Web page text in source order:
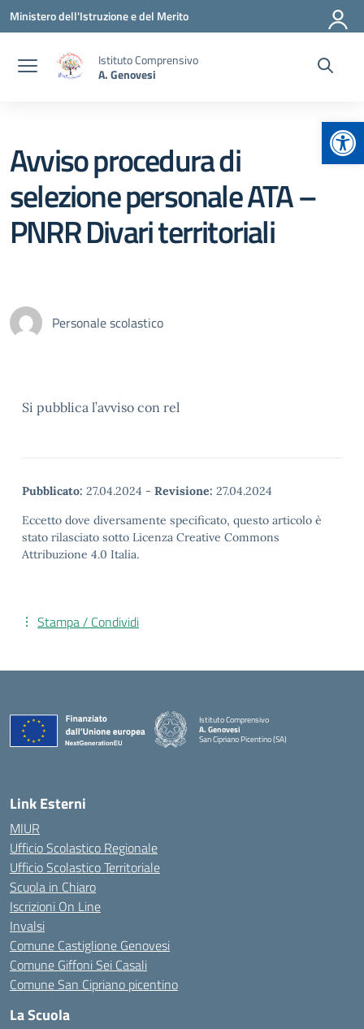
Vai ai contenuti
Vai al menu di navigazione
Vai al footer
Ministero dell'Istruzione e del Merito
Istituto Comprensivo
A. Genovesi
Avviso procedura di
selezione personale ATA –
PNRR Divari territoriali
Personale scolastico
Si pubblica l’avviso con rel
Pubblicato: 27.04.2024 - Revisione: 27.04.2024
Eccetto dove diversamente specificato, questo articolo è
stato rilasciato sotto Licenza Creative Commons
Attribuzione 4.0 Italia.
Stampa / Condividi
Istituto Comprensivo
A. Genovesi
San Cipriano Picentino (SA)
— Visita la pagina iniziale della scuola
Link Esterni
MIUR
Ufficio Scolastico Regionale
Ufficio Scolastico Territoriale
Scuola in Chiaro
Iscrizioni On Line
Invalsi
Comune Castiglione Genovesi
Comune Giffoni Sei Casali
Comune San Cipriano picentino
La Scuola